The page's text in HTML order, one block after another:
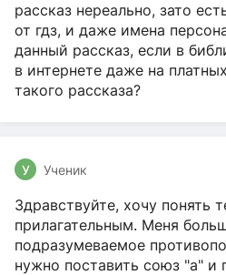
рассказ нереально, зато
от гдз, и даже имена
данный рассказ, если в
в интернете даже на
такого рассказа?
У Ученик
Здравствуйте, хочу понять
прилагательным. Меня
подразумеваемое
нужно поставить союз "а" и